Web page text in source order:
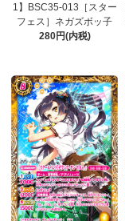
1】BSC35-013［スター
フェス］ネガズボッ子
280円(内税)